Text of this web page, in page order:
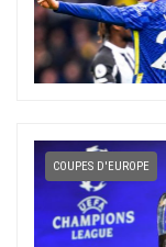
COUPES D'EUROPE